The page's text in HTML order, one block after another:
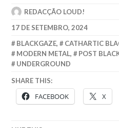
REDACÇÃO LOUD!
17 DE SETEMBRO, 2024
BLACKGAZE, CATHARTIC
MODERN METAL, POST
UNDERGROUND
SHARE THIS:
FACEBOOK X